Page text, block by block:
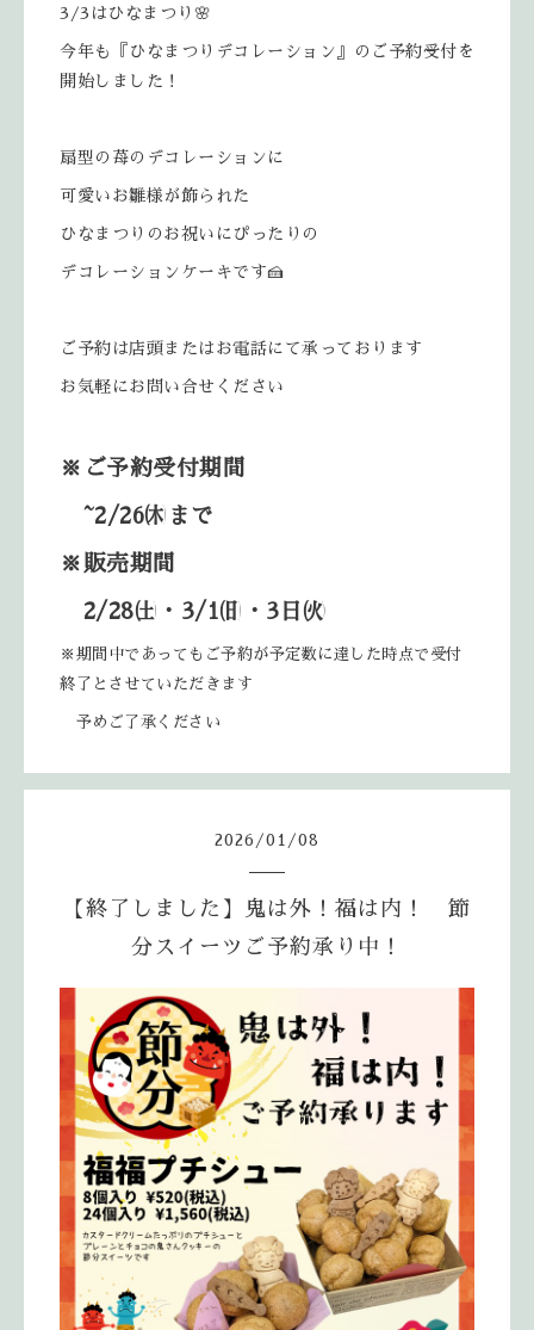
3/3はひなまつり🌸
今年も『ひなまつりデコレーション』のご予約受付を
開始しました！
扇型の苺のデコレーションに
可愛いお雛様が飾られた
ひなまつりのお祝いにぴったりの
デコレーションケーキです🍰
ご予約は店頭またはお電話にて承っております
お気軽にお問い合せください
※ご予約受付期間
~2/26㈭まで
※販売期間
2/28㈯・3/1㈰・3日㈫
※期間中であってもご予約が予定数に達した時点で受付
終了とさせていただきます
予めご了承ください
2026 /01 /08
【終了しました】鬼は外！福は内！ 節
分スイーツご予約承り中！